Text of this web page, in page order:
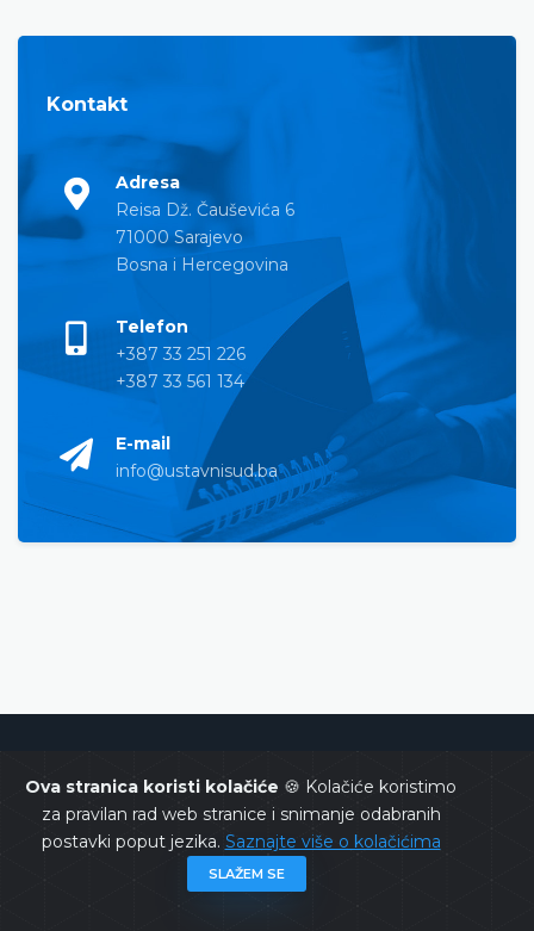
Ova stranica koristi kolačiće 🍪 Kolačiće koristimo
za pravilan rad web stranice i snimanje odabranih
postavki poput jezika. Saznajte više o kolačićima
SLAŽEM SE
Kontakt
Adresa
Reisa Dž. Čauševića 6
71000 Sarajevo
Bosna i Hercegovina
Telefon
+387 33 251 226
+387 33 561 134
E-mail
info@ustavnisud.ba
Ustavni sud BiH